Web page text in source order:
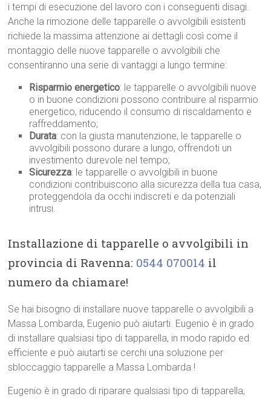
i tempi di esecuzione del lavoro con i conseguenti disagi.
Anche la rimozione delle tapparelle o avvolgibili esistenti
richiede la massima attenzione ai dettagli così come il
montaggio delle nuove tapparelle o avvolgibili che
consentiranno una serie di vantaggi a lungo termine:
Risparmio energetico: le tapparelle o avvolgibili nuove
o in buone condizioni possono contribuire al risparmio
energetico, riducendo il consumo di riscaldamento e
raffreddamento;
Durata: con la giusta manutenzione, le tapparelle o
avvolgibili possono durare a lungo, offrendoti un
investimento durevole nel tempo;
Sicurezza: le tapparelle o avvolgibili in buone
condizioni contribuiscono alla sicurezza della tua casa,
proteggendola da occhi indiscreti e da potenziali
intrusi.
Installazione di tapparelle o avvolgibili in
provincia di Ravenna: 0544 070014 il
numero da chiamare!
Se hai bisogno di installare nuove tapparelle o avvolgibili a
Massa Lombarda, Eugenio può aiutarti. Eugenio è in grado
di installare qualsiasi tipo di tapparella, in modo rapido ed
efficiente e può aiutarti se cerchi una soluzione per
sbloccaggio tapparelle a Massa Lombarda !
Eugenio è in grado di riparare qualsiasi tipo di tapparella,